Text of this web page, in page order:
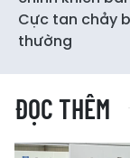
Cực tan chảy
thường
ĐỌC THÊM